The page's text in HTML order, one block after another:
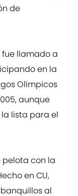
de
fue llamado a
en la
Olímpicos
aunque
lista para el
pelota con la
en CU,
al